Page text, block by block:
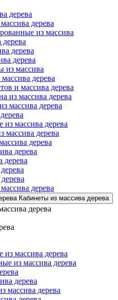
дерева
дерева
из массива
дерева
дерева
из массива
дерева
и массива дерева
из массива дерева
массива дерева
массива дерева
массива дерева
дерева
дерева
дерева
дерева
Кабинеты из массива дерева
массива дерева
из массива дерева
дерева
дерева